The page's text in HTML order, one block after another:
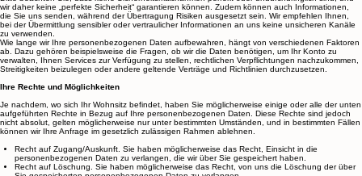
Sicherheit und Aufbewahrung Ihrer Daten
Bitte beachten Sie, dass keine Sicherheitsmaßnahmen perfekt oder undurchdringlich sind, und
wir daher keine „perfekte Sicherheit“ garantieren können. Zudem können auch Informationen,
die Sie uns senden, während der Übertragung Risiken ausgesetzt sein. Wir empfehlen Ihnen,
bei der Übermittlung sensibler oder vertraulicher Informationen an uns keine unsicheren Kanäle
zu verwenden.
Wie lange wir Ihre personenbezogenen Daten aufbewahren, hängt von verschiedenen Faktoren
ab. Dazu gehören beispielsweise die Fragen, ob wir die Daten benötigen, um Ihr Konto zu
verwalten, Ihnen Services zur Verfügung zu stellen, rechtlichen Verpflichtungen nachzukommen,
Streitigkeiten beizulegen oder andere geltende Verträge und Richtlinien durchzusetzen.
Ihre Rechte und Möglichkeiten
Je nachdem, wo sich Ihr Wohnsitz befindet, haben Sie möglicherweise einige oder alle der unten
aufgeführten Rechte in Bezug auf Ihre personenbezogenen Daten. Diese Rechte sind jedoch
nicht absolut, gelten möglicherweise nur unter bestimmten Umständen, und in bestimmten Fällen
können wir Ihre Anfrage im gesetzlich zulässigen Rahmen ablehnen.